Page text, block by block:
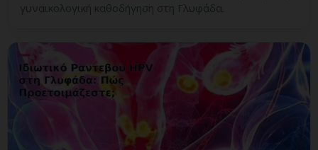
γυναικολογική καθοδήγηση στη Γλυφάδα.